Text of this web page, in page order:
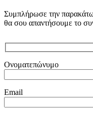
Συμπλήρωσε την παρακάτω
θα σου απαντήσουμε το
Ονοματεπώνυμο
Email